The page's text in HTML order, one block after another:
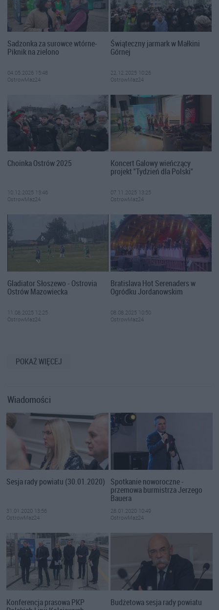
Sadzonka za surowce wtórne-
Piknik na zielono
04.05.2026 15:48
OstrowMaz24
Świąteczny jarmark w Małkini
Górnej
22.12.2025 10:26
OstrowMaz24
Choinka Ostrów 2025
10.12.2025 13:46
OstrowMaz24
Koncert Galowy wieńczący
projekt "Tydzień dla Polski"
07.11.2025 13:25
OstrowMaz24
Gladiator Słoszewo - Ostrovia
Ostrów Mazowiecka
11.08.2025 12:25
OstrowMaz24
Bratislava Hot Serenaders w
Ogródku Jordanowskim
08.08.2025 10:50
OstrowMaz24
POKAŻ WIĘCEJ
Wiadomości
Sesja rady powiatu (30.01.2020)
31.01.2020 13:56
OstrowMaz24
Spotkanie noworoczne -
przemowa burmistrza Jerzego
Bauera
28.01.2020 10:49
OstrowMaz24
Konferencja prasowa PKP Budżetowa sesja rady powiatu